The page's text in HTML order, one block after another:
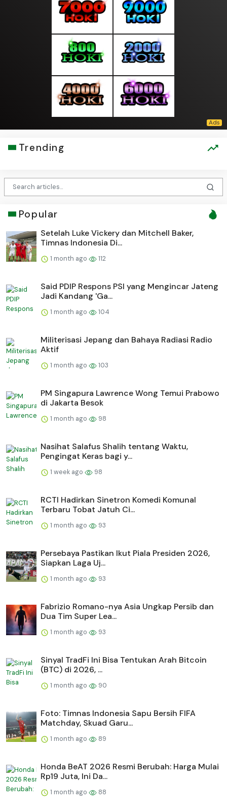
Trending
Popular
Setelah Luke Vickery dan Mitchell Baker,
Timnas Indonesia Di...
1 month ago 112
Said PDIP Respons PSI yang Mengincar Jateng
Jadi Kandang 'Ga...
1 month ago 104
Militerisasi Jepang dan Bahaya Radiasi Radio
Aktif
1 month ago 103
PM Singapura Lawrence Wong Temui Prabowo
di Jakarta Besok
1 month ago 98
Nasihat Salafus Shalih tentang Waktu,
Pengingat Keras bagi y...
1 week ago 98
RCTI Hadirkan Sinetron Komedi Komunal
Terbaru Tobat Jatuh Ci...
1 month ago 93
Persebaya Pastikan Ikut Piala Presiden 2026,
Siapkan Laga Uj...
1 month ago 93
Fabrizio Romano-nya Asia Ungkap Persib dan
Dua Tim Super Lea...
1 month ago 93
Sinyal TradFi Ini Bisa Tentukan Arah Bitcoin
(BTC) di 2026, ...
1 month ago 90
Foto: Timnas Indonesia Sapu Bersih FIFA
Matchday, Skuad Garu...
1 month ago 89
Honda BeAT 2026 Resmi Berubah: Harga Mulai
Rp19 Juta, Ini Da...
1 month ago 88